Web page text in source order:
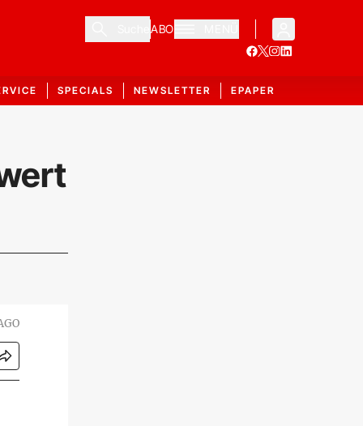
ABO
SPECIALS NEWSLETTER EPAPER